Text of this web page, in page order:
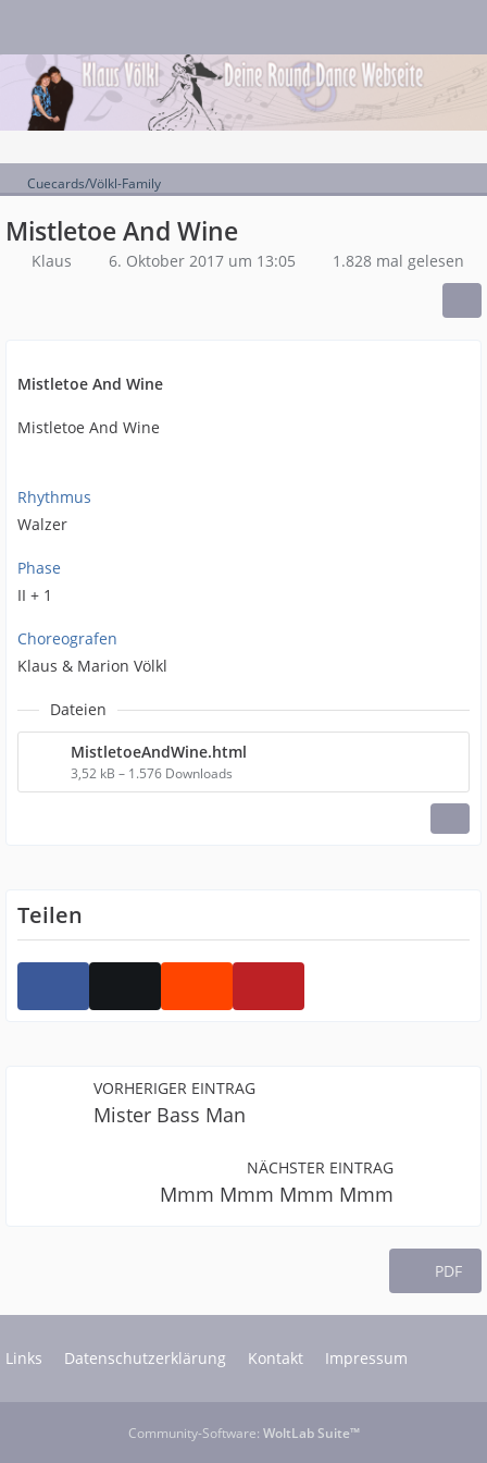
Cuecards/Völkl-Family
Mistletoe And Wine
Klaus 6. Oktober 2017 um 13:05 1.828 mal gelesen
Mistletoe And Wine
Mistletoe And Wine
Rhythmus
Walzer
Phase
II + 1
Choreografen
Klaus & Marion Völkl
Dateien
MistletoeAndWine.html
3,52 kB – 1.576 Downloads
Teilen
VORHERIGER EINTRAG
Mister Bass Man
NÄCHSTER EINTRAG
Mmm Mmm Mmm Mmm
PDF
Links Datenschutzerklärung Kontakt Impressum
Community-Software: WoltLab Suite™